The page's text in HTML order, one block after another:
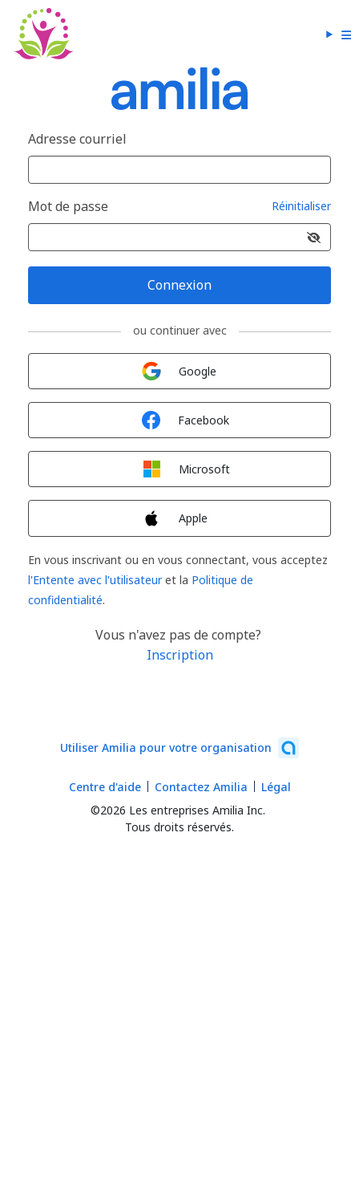
Adresse courriel
Mot de passe Réinitialiser
Connexion
ou continuer avec
Google
Facebook
Microsoft
Apple
En vous inscrivant ou en vous connectant, vous acceptez
l'Entente avec l'utilisateuret la Politique de
confidentialité.
Vous n'avez pas de compte?
Inscription
Utiliser Amilia pour votre organisation
©2026 Les entreprises Amilia Inc.
Tous droits réservés.
Centre d'aide Contactez Amilia Légal